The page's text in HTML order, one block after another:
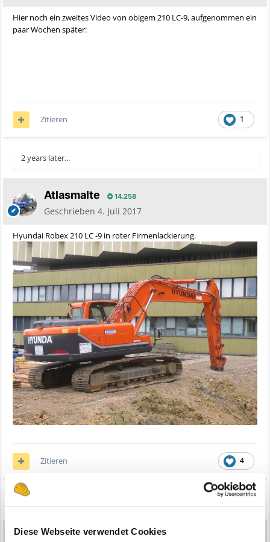
Diese Webseite verwendet Cookies
Hier noch ein zweites Video von obigem 210 LC-9, aufgenommen ein
paar Wochen später:
1
Zitieren
2 years later...
Atlasmalte 14.258
Geschrieben 4. Juli 2017
Hyundai Robex 210 LC -9 in roter Firmenlackierung.
4
Zitieren
2 years later...
Hitachi Zx 870 LC-3